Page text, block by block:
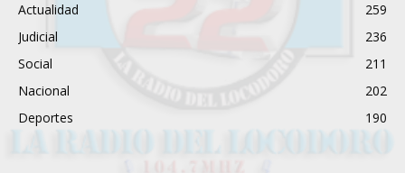
Actualidad
259
Judicial
236
Social
211
Nacional
202
Deportes
190